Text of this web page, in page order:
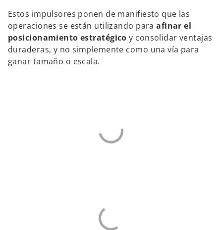
Estos impulsores ponen de manifiesto que las
operaciones se están utilizando paraafinar el
posicionamiento estratégico y consolidar ventajas
duraderas, y no simplemente como una vía para
ganar tamaño o escala.